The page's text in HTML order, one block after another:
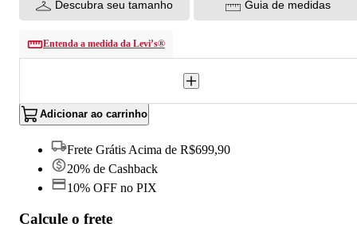
Descubra seu tamanho Guia de medidas
Entenda a medida da Levi’s®
Adicionar ao carrinho
Frete Grátis Acima de R$699,90
20% de Cashback
10% OFF no PIX
Calcule o frete